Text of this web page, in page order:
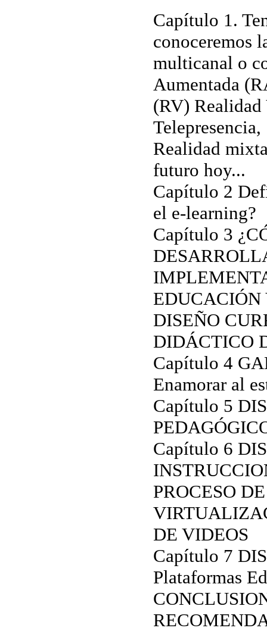
Capítulo 1.
conoceremos
multicanal o
Aumentada
(RV)
Realidad
futuro hoy...
Capítulo 2
el e-learning?
Capítulo 3
DISEÑO
DIDÁCTICO
Capítulo 4
Enamorar al
Capítulo 5
Capítulo 6
PROCESO DE
DE VIDEOS
Capítulo 7
Plataformas